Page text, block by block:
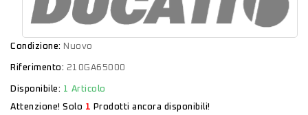
Condizione: Nuovo
Riferimento: 210GA65000
Disponibile: 1 Articolo
Attenzione! Solo 1 Prodotti ancora disponibili!